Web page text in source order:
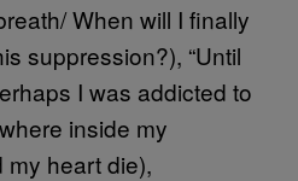
When will I finally
suppression?), “Until
I was addicted to
inside my
heart die),